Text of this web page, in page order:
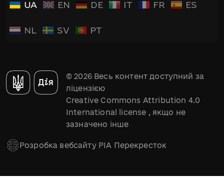
UA EN DE IT FR ES
NL SV PT
© 2026 Весь контент доступний за
ліцензією
Creative Commons Attribution 4.0
International license , якщо не
зазначено інше
Розробка вебсайту РІА Перекресток